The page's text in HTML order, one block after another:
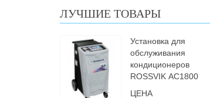
ЛУЧШИЕ ТОВАРЫ
Установка для
обслуживания
кондиционеров
ROSSVIK АС1800
ЦЕНА